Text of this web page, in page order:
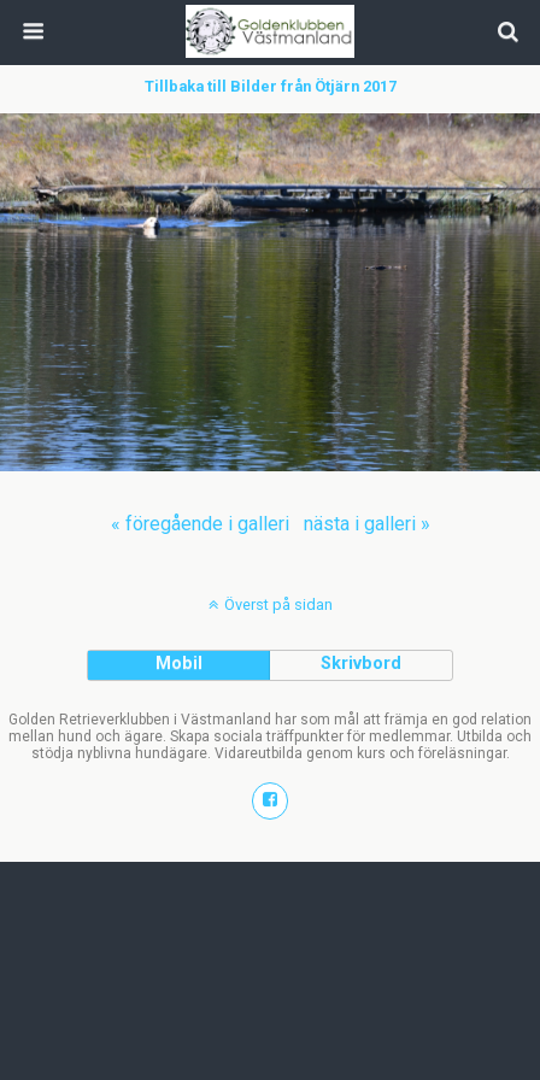
Tillbaka till Bilder från Ötjärn 2017
« föregående i galleri nästa i galleri »
Överst på sidan
Mobil Skrivbord
Golden Retrieverklubben i Västmanland har som mål att främja en god relation
mellan hund och ägare. Skapa sociala träffpunkter för medlemmar. Utbilda och
stödja nyblivna hundägare. Vidareutbilda genom kurs och föreläsningar.